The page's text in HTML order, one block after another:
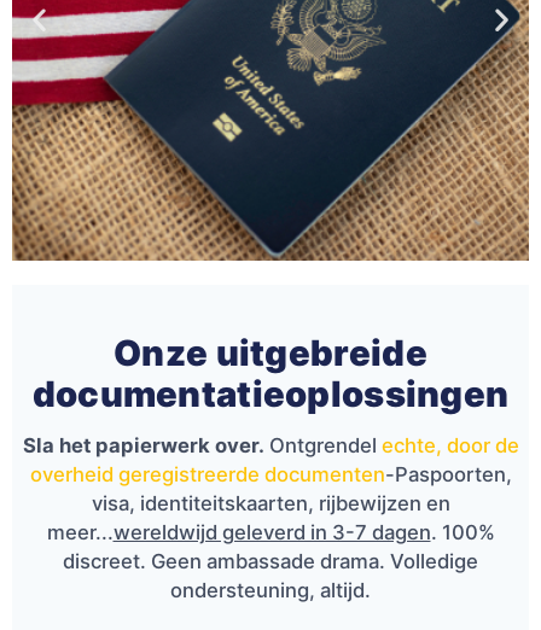
authentieke
documenten
een paspoort, visum, identiteitskaart of
geverifieerde bankbiljetten nodig? Voor
al je papierwerk bieden wij snelle en
betrouwbare antwoorden. Gebruik
onze betrouwbare aanbiedingen om je
toekomst veilig te stellen.
Onze uitgebreide
documentatieoplossingen
Sla het papierwerk over. Ontgrendel echte, door de
overheid geregistreerde documenten-Paspoorten,
visa, identiteitskaarten, rijbewijzen en
meer...wereldwijd geleverd in 3-7 dagen. 100%
discreet. Geen ambassade drama. Volledige
ondersteuning, altijd.